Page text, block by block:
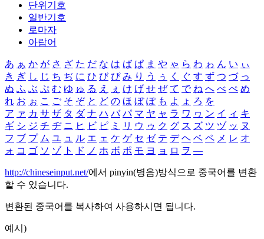
단위기호
일반기호
로마자
아랍어
あ ぁ か が さ ざ た だ な は ば ぱ ま や ゃ ら わ ゎ ん い ぃ
き ぎ し じ ち ぢ に ひ び ぴ み り う ぅ く ぐ す ず つ づ っ
ぬ ふ ぶ ぷ む ゆ ゅ る え ぇ け げ せ ぜ て で ね へ べ ぺ め
れ お ぉ こ ご そ ぞ と ど の ほ ぼ ぽ も よ ょ ろ を
ア ァ カ サ ザ タ ダ ナ ハ バ パ マ ヤ ャ ラ ワ ヮ ン イ ィ キ
ギ シ ジ チ ヂ ニ ヒ ビ ピ ミ リ ウ ゥ ク グ ス ズ ツ ヅ ッ ヌ
フ ブ プ ム ユ ュ ル エ ェ ケ ゲ セ ゼ テ デ ヘ ベ ペ メ レ オ
ォ コ ゴ ソ ゾ ト ド ノ ホ ボ ポ モ ヨ ョ ロ ヲ ―
http://chineseinput.net/에서 pinyin(병음)방식으로 중국어를 변환
할 수 있습니다.
변환된 중국어를 복사하여 사용하시면 됩니다.
예시)